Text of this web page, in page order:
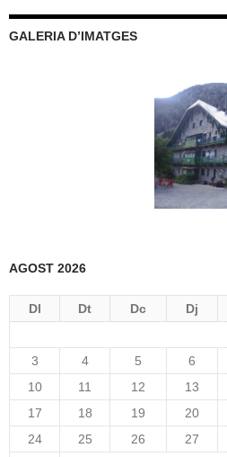
GALERIA D’IMATGES
AGOST 2026
Dl Dt Dc Dj
3
4 5 6
10
11 12 13
17
18 19 20
24
25 26 27